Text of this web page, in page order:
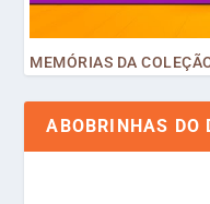
ABOBRINHAS DO